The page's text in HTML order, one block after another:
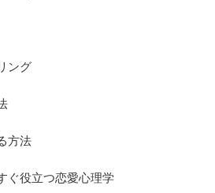
ング
方法
ぐ役立つ恋愛心理学